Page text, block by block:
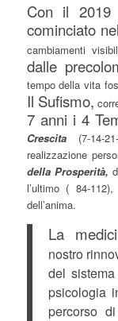
Con il
cominciato
cambiamenti
dalle
tempo della vita
Il Sufismo,
7 anni i 4
Crescita(7-14-
realizzazione
della Prosperità,
l’ultimo ( 84-112),
dell’anima.
La
nostro
del
psicologia
percorso